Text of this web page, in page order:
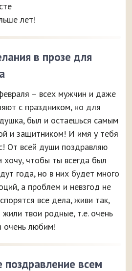
лет!
в прозе для
– всех мужчин и даже
с праздником, но для
был и остаешься самым
и защитником! И имя у тебя
От всей души поздравляю
хочу, чтобы ты всегда был
года, но в них будет много
а проблем и невзгод не
все дела, живи так,
твои родные, т.е. очень
любим!
поздравление всем